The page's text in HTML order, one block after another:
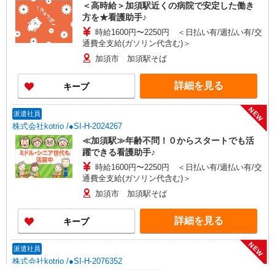
＜高時給＞加須駅近くの病院で安定した働き
方を★看護助手♪
時給1600円〜2250円 ＜日払い有/週払い有/交
通費全支給(ガソリン代含む)＞
加須市 加須駅そば
キープ 詳細を見る
派遣社員
株式会社kotrio /●SI-H-2024267
NEW
≪加須駅≫年齢不問！０からスタートでも活
躍できる看護助手♪
時給1600円〜2250円 ＜日払い有/週払い有/交
通費全支給(ガソリン代含む)＞
加須市 加須駅そば
キープ 詳細を見る
派遣社員
株式会社kotrio /●SI-H-2076352
NEW